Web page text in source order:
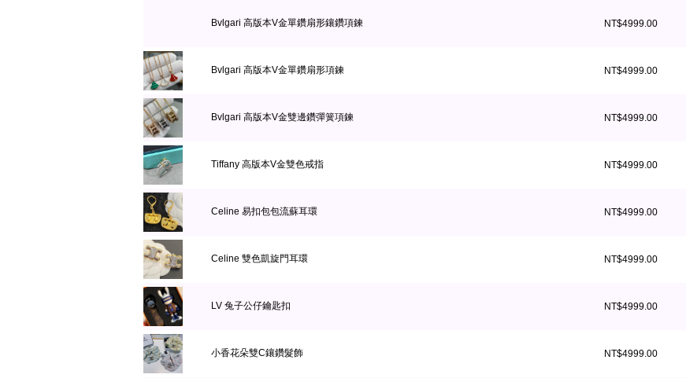
Bvlgari 高版本V金單鑽扇形鑲鑽項鍊 NT$4999.00
Bvlgari 高版本V金單鑽扇形項鍊 NT$4999.00
Bvlgari 高版本V金雙邊鑽彈簧項鍊 NT$4999.00
Tiffany 高版本V金雙色戒指 NT$4999.00
Celine 易扣包包流蘇耳環 NT$4999.00
Celine 雙色凱旋門耳環 NT$4999.00
LV 兔子公仔鑰匙扣 NT$4999.00
小香花朵雙C鑲鑽髮飾 NT$4999.00